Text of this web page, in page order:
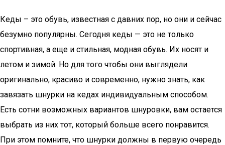
Кеды – это обувь, известная с давних пор, но они и сейчас
безумно популярны. Сегодня кеды — это не только
спортивная, а еще и стильная, модная обувь. Их носят и
летом и зимой. Но для того чтобы они выглядели
оригинально, красиво и современно, нужно знать, как
завязать шнурки на кедах индивидуальным способом.
Есть сотни возможных вариантов шнуровки, вам остается
выбрать из них тот, который больше всего понравится.
При этом помните, что шнурки должны в первую очередь